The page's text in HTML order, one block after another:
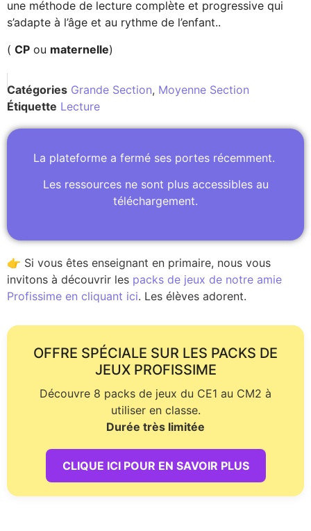
une méthode de lecture complète et progressive qui
s’adapte à l’âge et au rythme de l’enfant..
( CP ou maternelle)
Catégories Grande Section, Moyenne Section
Étiquette Lecture
La plateforme a fermé ses portes récemment.
Les ressources ne sont plus accessibles au
téléchargement.
👉 Si vous êtes enseignant en primaire, nous vous
invitons à découvrir les packs de jeux de notre amie
Profissime en cliquant ici. Les élèves adorent.
OFFRE SPÉCIALE SUR LES PACKS DE
JEUX PROFISSIME
Découvre 8 packs de jeux du CE1 au CM2 à
utiliser en classe.
Durée très limitée
CLIQUE ICI POUR EN SAVOIR PLUS